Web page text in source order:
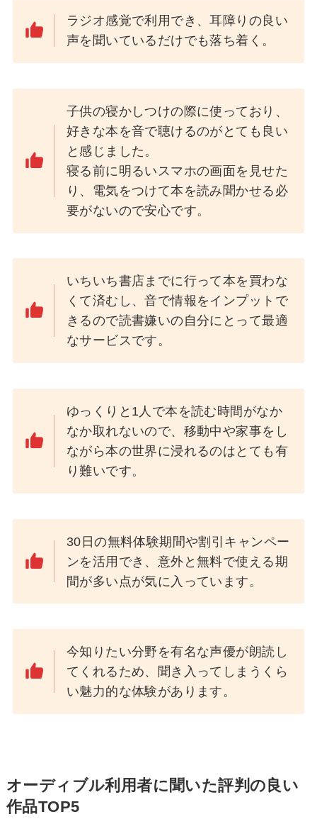
ラジオ感覚で利用でき、耳障りの良い
声を聞いているだけでも落ち着く。
子供の寝かしつけの際に使っており、
好きな本を音で聴けるのがとても良い
と感じました。
寝る前に明るいスマホの画面を見せた
り、電気をつけて本を読み聞かせる必
要がないので安心です。
いちいち書店までに行って本を買わな
くて済むし、音で情報をインプットで
きるので読書嫌いの自分にとって最適
なサービスです。
ゆっくりと1人で本を読む時間がなか
なか取れないので、移動中や家事をし
ながら本の世界に浸れるのはとても有
り難いです。
30日の無料体験期間や割引キャンペー
ンを活用でき、意外と無料で使える期
間が多い点が気に入っています。
今知りたい分野を有名な声優が朗読し
てくれるため、聞き入ってしまうくら
い魅力的な体験があります。
オーディブル利用者に聞いた評判の良い
作品TOP5